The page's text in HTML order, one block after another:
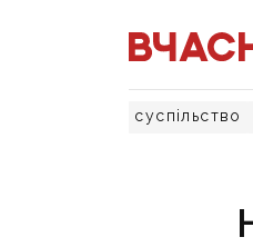
суспільство